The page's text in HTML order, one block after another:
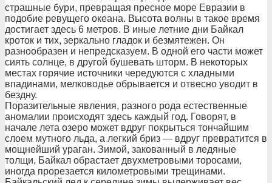
страшные бури, превращая пресное море Евразии в
подобие ревущего океана. Высота волны в такое время
достигает здесь 6 метров. В иные летние дни Байкал
кроток и тих, зеркально гладок и безмятежен. Он
разнообразен и непредсказуем. В одной его части может
сиять солнце, в другой бушевать шторм. В некоторых
местах горячие источники чередуются с хладными
впадинами, мелководье обрывается и отвесно уводит в
бездну.
Поразительные явления, разного рода естественные
аномалии происходят здесь каждый год. Говорят, в
начале лета озеро может вдруг покрыться тончайшим
слоем мутного льда, а легкий бриз — вдруг превратится в
мощнейший ураган. Зимой, закованный в ледяные
толщи, Байкал обрастает двухметровыми торосами,
иногда прорезается километровыми трещинами.